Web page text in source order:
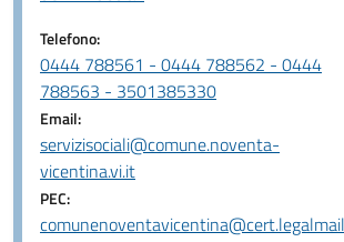
Telefono:
0444 788561 - 0444 788562 - 0444
788563 - 3501385330
Email:
servizisociali@comune.noventa-
vicentina.vi.it
PEC: